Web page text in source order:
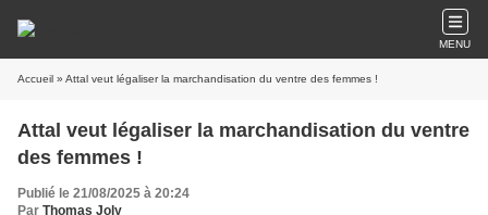
MENU
Accueil » Attal veut légaliser la marchandisation du ventre des femmes !
Attal veut légaliser la marchandisation du ventre
des femmes !
Publié le 21/08/2025 à 20:24
Par Thomas Joly